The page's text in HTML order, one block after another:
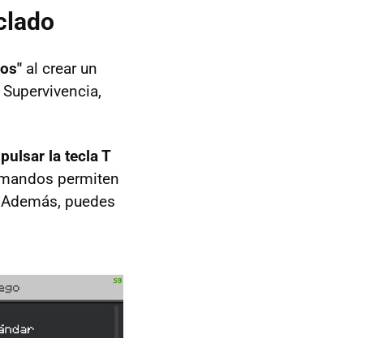
al crear un
pulsar la tecla T
permiten
puedes